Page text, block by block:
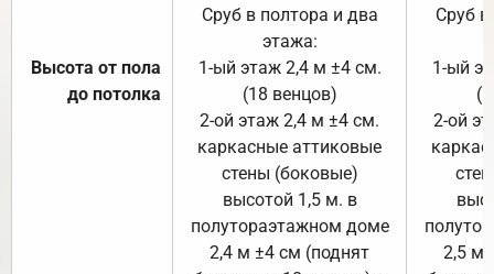
Высота от пола
до потолка
Сруб в полтора и два
этажа:
1-ый этаж 2,4 м ±4 см.
(18 венцов)
2-ой этаж 2,4 м ±4 см.
каркасные аттиковые
стены (боковые)
высотой 1,5 м. в
полутораэтажном доме
2,4 м ±4 см (поднят
Сруб
1-ый
2-ой
2,5 м